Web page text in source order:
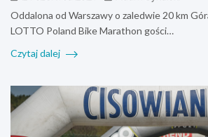
Oddalona od Warszawy o zaledwie 20 km
LOTTO Poland Bike Marathon gości…
Czytaj dalej